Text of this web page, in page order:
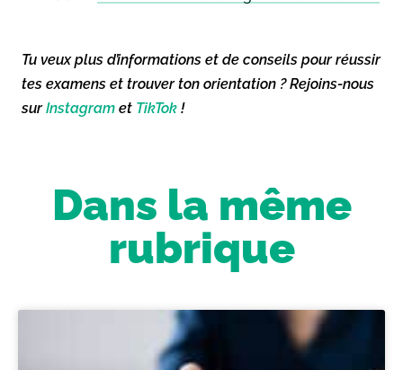
Tu veux plus d’informations et de conseils pour réussir
tes examens et trouver ton orientation ? Rejoins-nous
surInstagram et TikTok !
Dans la même
rubrique